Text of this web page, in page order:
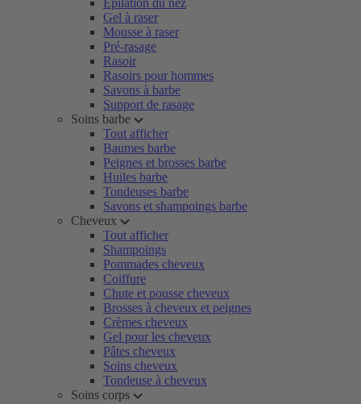
Épilation du nez
Gel à raser
Mousse à raser
Pré-rasage
Rasoir
Rasoirs pour hommes
Savons à barbe
Support de rasage
Soins barbe
Tout afficher
Baumes barbe
Peignes et brosses barbe
Huiles barbe
Tondeuses barbe
Savons et shampoings barbe
Cheveux
Tout afficher
Shampoings
Pommades cheveux
Coiffure
Chute et pousse cheveux
Brosses à cheveux et peignes
Crèmes cheveux
Gel pour les cheveux
Pâtes cheveux
Soins cheveux
Tondeuse à cheveux
Soins corps